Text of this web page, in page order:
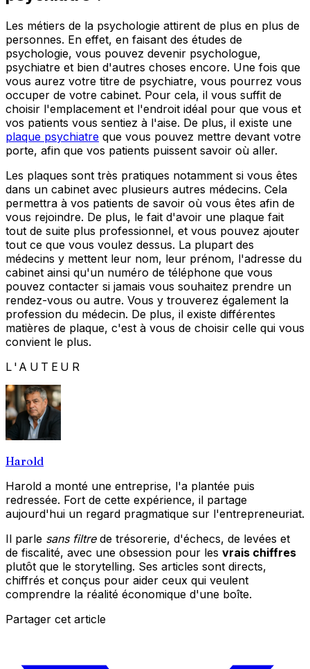
Les métiers de la psychologie attirent de plus en plus de
personnes. En effet, en faisant des études de
psychologie, vous pouvez devenir psychologue,
psychiatre et bien d'autres choses encore. Une fois que
vous aurez votre titre de psychiatre, vous pourrez vous
occuper de votre cabinet. Pour cela, il vous suffit de
choisir l'emplacement et l'endroit idéal pour que vous et
vos patients vous sentiez à l'aise. De plus, il existe une
plaque psychiatre que vous pouvez mettre devant votre
porte, afin que vos patients puissent savoir où aller.
Les plaques sont très pratiques notamment si vous êtes
dans un cabinet avec plusieurs autres médecins. Cela
permettra à vos patients de savoir où vous êtes afin de
vous rejoindre. De plus, le fait d'avoir une plaque fait
tout de suite plus professionnel, et vous pouvez ajouter
tout ce que vous voulez dessus. La plupart des
médecins y mettent leur nom, leur prénom, l'adresse du
cabinet ainsi qu'un numéro de téléphone que vous
pouvez contacter si jamais vous souhaitez prendre un
rendez-vous ou autre. Vous y trouverez également la
profession du médecin. De plus, il existe différentes
matières de plaque, c'est à vous de choisir celle qui vous
convient le plus.
L'AUTEUR
Harold
Harold a monté une entreprise, l'a plantée puis
redressée. Fort de cette expérience, il partage
aujourd'hui un regard pragmatique sur l'entrepreneuriat.
Il parle sans filtrede trésorerie, d'échecs, de levées et
de fiscalité, avec une obsession pour les vrais chiffres
plutôt que le storytelling. Ses articles sont directs,
chiffrés et conçus pour aider ceux qui veulent
comprendre la réalité économique d'une boîte.
Partager cet article